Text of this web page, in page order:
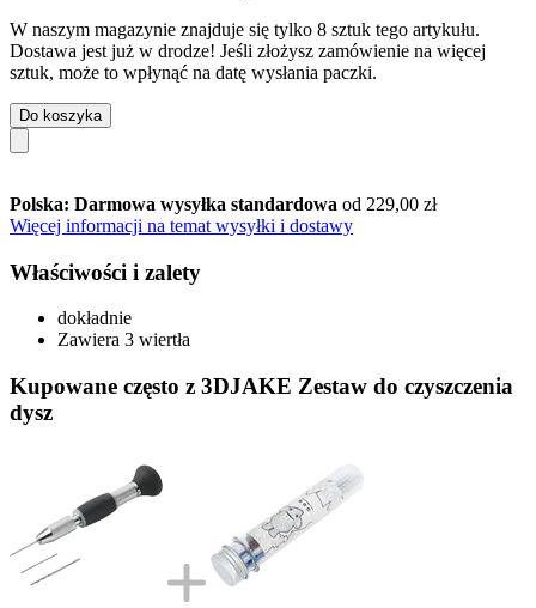
W naszym magazynie znajduje się tylko 8 sztuk tego artykułu.
Dostawa jest już w drodze! Jeśli złożysz zamówienie na więcej
sztuk, może to wpłynąć na datę wysłania paczki.
Do koszyka
Polska: Darmowa wysyłka standardowa od 229,00 zł
Więcej informacji na temat wysyłki i dostawy
Właściwości i zalety
dokładnie
Zawiera 3 wiertła
Kupowane często z 3DJAKE Zestaw do czyszczenia
dysz